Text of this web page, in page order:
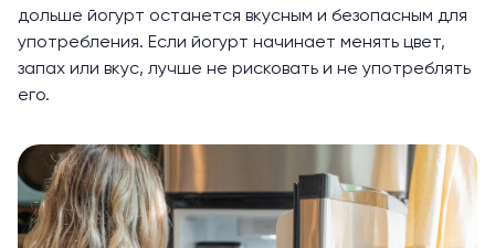
дольше йогурт останется вкусным и безопасным для
употребления. Если йогурт начинает менять цвет,
запах или вкус, лучше не рисковать и не употреблять
его.